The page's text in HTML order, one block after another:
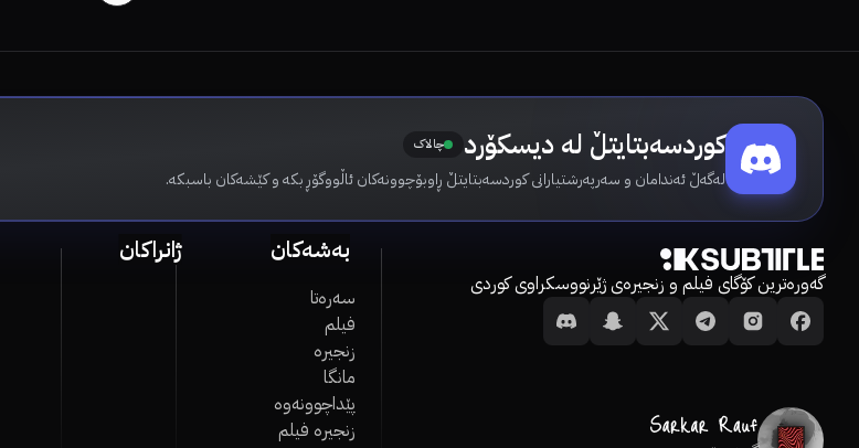
کوردسەبتایتڵ لە دیسکۆرد چالاک
لەگەڵ ئەندامان و سەرپەرشتیارانی کوردسەبتایتڵ ڕاوبۆچوونەکان ئاڵووگۆڕ بکە و کێشەکان باسبکە.
گەورەترین کۆگای فیلم و زنجیرەی ژێرنووسکراوی کوردی
بەشەکان
سەرەتا
فیلم
زنجیرە
مانگا
پێداچوونەوە
زنجیرە فیلم
ژانراکان